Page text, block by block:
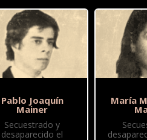
Pablo Joaquín
Mainer
Secuestrado y
desaparecido el
María